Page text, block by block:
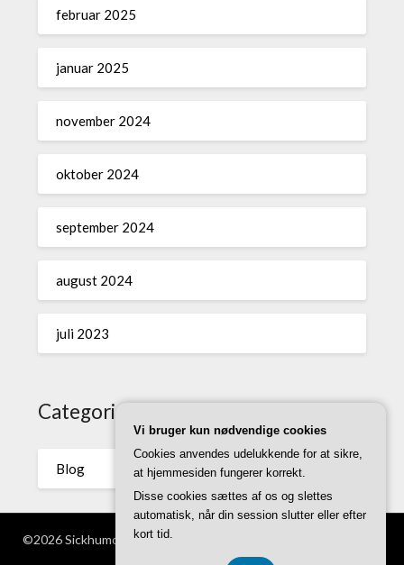
februar 2025
januar 2025
november 2024
oktober 2024
september 2024
august 2024
juli 2023
Categories
Blog
©2026 Sickhumor.dk| WordPress Theme by
Vi bruger kun nødvendige cookies
Cookies anvendes udelukkende for at sikre,
at hjemmesiden fungerer korrekt.
Disse cookies sættes af os og slettes
automatisk, når din session slutter eller efter
kort tid.